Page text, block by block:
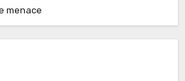
menace